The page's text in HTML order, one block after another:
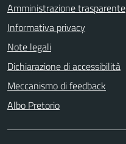
Amministrazione trasparente
Informativa privacy
Note legali
Dichiarazione di accessibilità
Meccanismo di feedback
Albo Pretorio